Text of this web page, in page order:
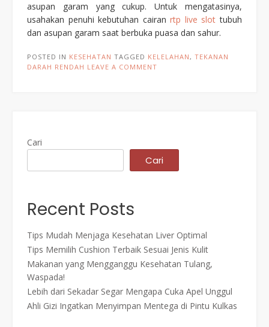
asupan garam yang cukup. Untuk mengatasinya,
usahakan penuhi kebutuhan cairanrtp live slot tubuh
dan asupan garam saat berbuka puasa dan sahur.
POSTED IN KESEHATAN TAGGED KELELAHAN, TEKANAN
DARAH RENDAH LEAVE A COMMENT
Cari
Cari
Recent Posts
Tips Mudah Menjaga Kesehatan Liver Optimal
Tips Memilih Cushion Terbaik Sesuai Jenis Kulit
Makanan yang Mengganggu Kesehatan Tulang,
Waspada!
Lebih dari Sekadar Segar Mengapa Cuka Apel Unggul
Ahli Gizi Ingatkan Menyimpan Mentega di Pintu Kulkas